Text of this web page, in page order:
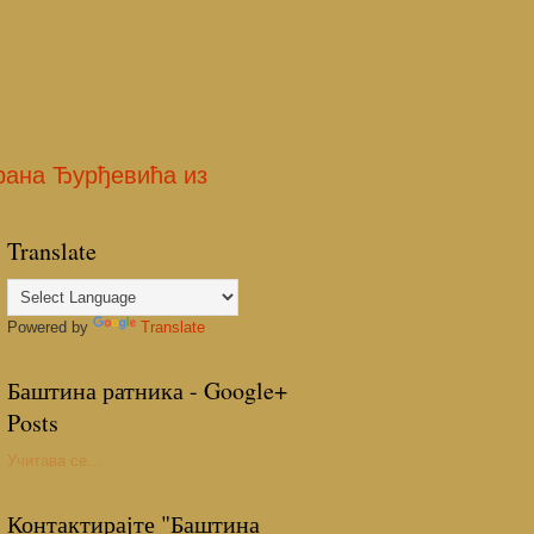
Ђурђевића из
није приказан због
Смедеревској
Смедеревској
Translate
Powered by Translate
Баштина ратника - Google+
Posts
Учитава се...
Контактирајте "Баштина